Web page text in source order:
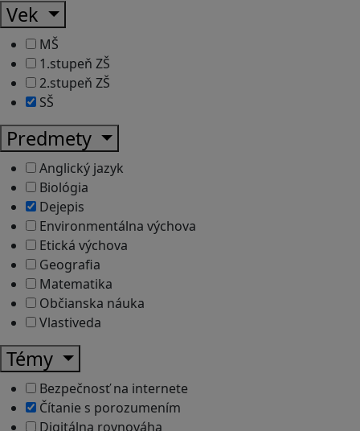
Vek
MŠ
1.stupeň ZŠ
2.stupeň ZŠ
SŠ
Predmety
Anglický jazyk
Biológia
Dejepis
Environmentálna výchova
Etická výchova
Geografia
Matematika
Občianska náuka
Vlastiveda
Témy
Bezpečnosť na internete
Čítanie s porozumením
Digitálna rovnováha